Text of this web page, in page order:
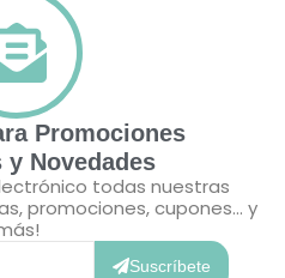
Promociones
Novedades
todas nuestras
promociones, cupones... y
Suscríbete